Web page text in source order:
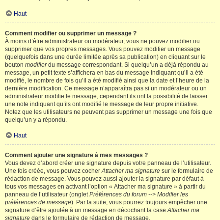
Haut
Comment modifier ou supprimer un message ?
À moins d’être administrateur ou modérateur, vous ne pouvez modifier ou
supprimer que vos propres messages. Vous pouvez modifier un message
(quelquefois dans une durée limitée après sa publication) en cliquant sur le
bouton modifierdu message correspondant. Si quelqu’un a déjà répondu au
message, un petit texte s’affichera en bas du message indiquant qu’il a été
modifié, le nombre de fois qu’il a été modifié ainsi que la date et l’heure de la
dernière modification. Ce message n’apparaîtra pas si un modérateur ou un
administrateur modifie le message, cependant ils ont la possibilité de laisser
une note indiquant qu’ils ont modifié le message de leur propre initiative.
Notez que les utilisateurs ne peuvent pas supprimer un message une fois que
quelqu’un y a répondu.
Haut
Comment ajouter une signature à mes messages ?
Vous devez d’abord créer une signature depuis votre panneau de l’utilisateur.
Une fois créée, vous pouvez cocherAttacher ma signature sur le formulaire de
rédaction de message. Vous pouvez aussi ajouter la signature par défaut à
tous vos messages en activant l’option « Attacher ma signature » à partir du
panneau de l’utilisateur (ongletPréférences du forum --> Modifier les
préférences de message). Par la suite, vous pourrez toujours empêcher une
signature d’être ajoutée à un message en décochant la caseAttacher ma
signature dans le formulaire de rédaction de message.